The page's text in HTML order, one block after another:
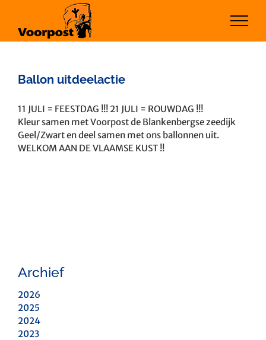
inhoud
Ballon uitdeelactie
Bekijk
grotere
afbeelding
11 JULI = FEESTDAG !!! 21 JULI = ROUWDAG !!!
Kleur samen met Voorpost de Blankenbergse zeedijk
Geel/Zwart en deel samen met ons ballonnen uit.
WELKOM AAN DE VLAAMSE KUST !!
Archief
2026
2025
2024
2023